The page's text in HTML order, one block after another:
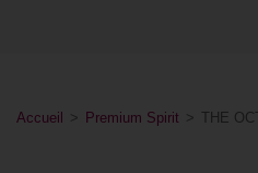
Accueil > Premium Spirit > THE